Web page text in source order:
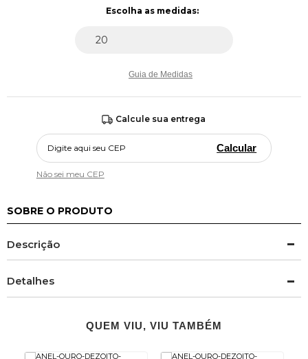
Guia de Medidas
Calcule sua entrega
Calcular
Não sei meu CEP
SOBRE O PRODUTO
Descrição
Detalhes
QUEM VIU, VIU TAMBÉM